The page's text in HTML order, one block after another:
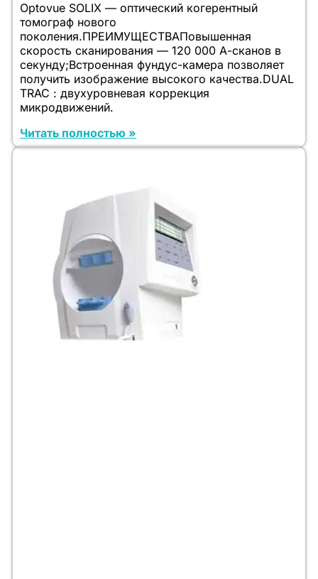
Optovue SOLIX — оптический когерентный
томограф нового
поколения.ПРЕИМУЩЕСТВАПовышенная
скорость сканирования — 120 000 А-сканов в
секунду;Встроенная фундус-камера позволяет
получить изображение высокого качества.DUAL
TRAC : двухуровневая коррекция
микродвижений.
Читать полностью »